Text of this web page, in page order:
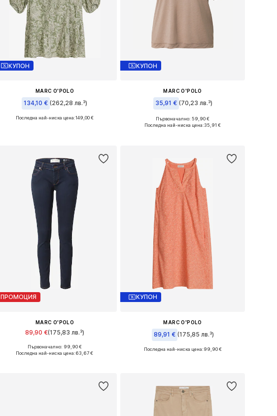
КУПОН
MARC O'POLO
134,10 € (262,28 лв.³)
Налични размери: 34, 36, 38, 40
Последна най-ниска цена:149,00 €
КУПОН
MARC O'POLO
35,91 € (70,23 лв.³)
Налични размери: XS, S, M, L, XL
Първоначално: 59,90 €
Последна най-ниска цена:35,91 €
ПРОМОЦИЯ
MARC O'POLO
89,90 €(175,83 лв.³)
Предлага се в много размери
Първоначално: 99,90 €
Последна най-ниска цена:63,67 €
КУПОН
MARC O'POLO
89,91 € (175,85 лв.³)
Налични размери: 38, 40, 42, 44
Последна най-ниска цена:99,90 €